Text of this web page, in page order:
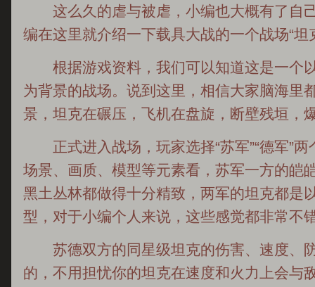
这么久的虐与被虐，小编也大概有了自
编在这里就介绍一下载具大战的一个战场“坦
根据游戏资料，我们可以知道这是一个
为背景的战场。说到这里，相信大家脑海里
景，坦克在碾压，飞机在盘旋，断壁残垣，
正式进入战场，玩家选择“苏军”“德军”两
场景、画质、模型等元素看，苏军一方的皑
黑土丛林都做得十分精致，两军的坦克都是
型，对于小编个人来说，这些感觉都非常不
苏德双方的同星级坦克的伤害、速度、
的，不用担忧你的坦克在速度和火力上会与